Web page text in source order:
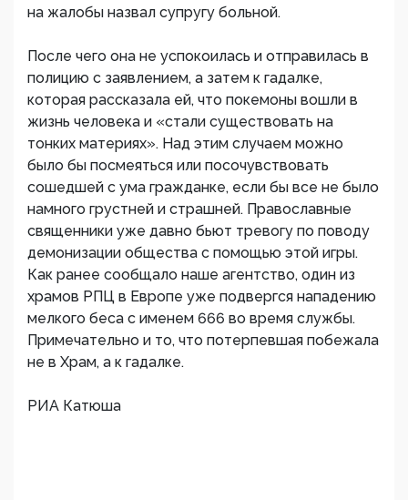
на жалобы назвал супругу больной.
После чего она не успокоилась и отправилась в
полицию с заявлением, а затем к гадалке,
которая рассказала ей, что покемоны вошли в
жизнь человека и «стали существовать на
тонких материях». Над этим случаем можно
было бы посмеяться или посочувствовать
сошедшей с ума гражданке, если бы все не было
намного грустней и страшней. Православные
священники уже давно бьют тревогу по поводу
демонизации общества с помощью этой игры.
Как ранее сообщало наше агентство, один из
храмов РПЦ в Европе уже подвергся нападению
мелкого беса с именем 666 во время службы.
Примечательно и то, что потерпевшая побежала
не в Храм, а к гадалке.
РИА Катюша